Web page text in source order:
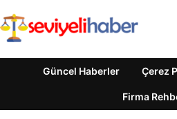
Güncel Haberler Çerez
Firma